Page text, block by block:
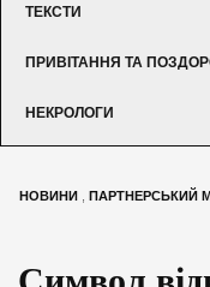
ТЕКСТИ
ПРИВІТАННЯ ТА
НЕКРОЛОГИ
НОВИНИ ПАРТНЕРСЬКИЙ